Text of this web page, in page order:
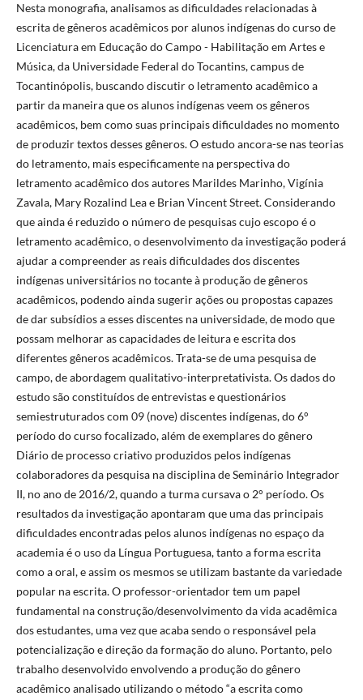
Nesta monografia, analisamos as dificuldades relacionadas à
escrita de gêneros acadêmicos por alunos indígenas do curso de
Licenciatura em Educação do Campo - Habilitação em Artes e
Música, da Universidade Federal do Tocantins, campus de
Tocantinópolis, buscando discutir o letramento acadêmico a
partir da maneira que os alunos indígenas veem os gêneros
acadêmicos, bem como suas principais dificuldades no momento
de produzir textos desses gêneros. O estudo ancora-se nas teorias
do letramento, mais especificamente na perspectiva do
letramento acadêmico dos autores Marildes Marinho, Vigínia
Zavala, Mary Rozalind Lea e Brian Vincent Street. Considerando
que ainda é reduzido o número de pesquisas cujo escopo é o
letramento acadêmico, o desenvolvimento da investigação poderá
ajudar a compreender as reais dificuldades dos discentes
indígenas universitários no tocante à produção de gêneros
acadêmicos, podendo ainda sugerir ações ou propostas capazes
de dar subsídios a esses discentes na universidade, de modo que
possam melhorar as capacidades de leitura e escrita dos
diferentes gêneros acadêmicos. Trata-se de uma pesquisa de
campo, de abordagem qualitativo-interpretativista. Os dados do
estudo são constituídos de entrevistas e questionários
semiestruturados com 09 (nove) discentes indígenas, do 6°
período do curso focalizado, além de exemplares do gênero
Diário de processo criativo produzidos pelos indígenas
colaboradores da pesquisa na disciplina de Seminário Integrador
II, no ano de 2016/2, quando a turma cursava o 2° período. Os
resultados da investigação apontaram que uma das principais
dificuldades encontradas pelos alunos indígenas no espaço da
academia é o uso da Língua Portuguesa, tanto a forma escrita
como a oral, e assim os mesmos se utilizam bastante da variedade
popular na escrita. O professor-orientador tem um papel
fundamental na construção/desenvolvimento da vida acadêmica
dos estudantes, uma vez que acaba sendo o responsável pela
potencialização e direção da formação do aluno. Portanto, pelo
trabalho desenvolvido envolvendo a produção do gênero
acadêmico analisado utilizando o método “a escrita como